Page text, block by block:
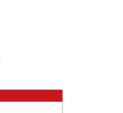
ヴィンテージ